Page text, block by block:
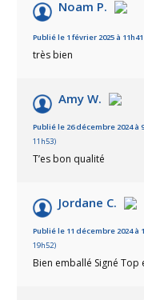
/10
Basé sur 7 avis
Noam P.
Publié le 1 février 2025 à
très bien
Amy W.
Publié le 26 décembre 2024 à
11h53)
T’es bon qualité
Jordane C.
Publié le 11 décembre 2024 à
19h52)
Bien emballé Signé Top